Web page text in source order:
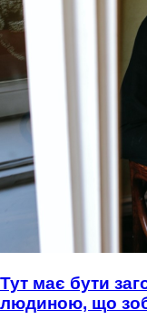
Тут має бути
людиною, що